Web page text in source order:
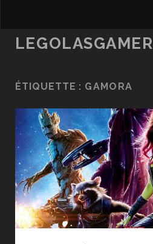
LEGOLASGAMER
ÉTIQUETTE : GAMORA